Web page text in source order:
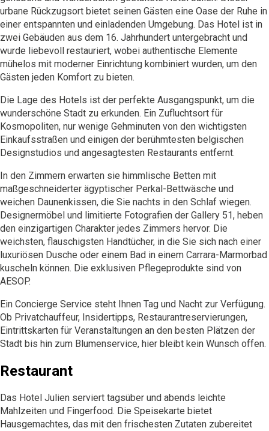
urbane Rückzugsort bietet seinen Gästen eine Oase der Ruhe in
einer entspannten und einladenden Umgebung. Das Hotel ist in
zwei Gebäuden aus dem 16. Jahrhundert untergebracht und
wurde liebevoll restauriert, wobei authentische Elemente
mühelos mit moderner Einrichtung kombiniert wurden, um den
Gästen jeden Komfort zu bieten.
Die Lage des Hotels ist der perfekte Ausgangspunkt, um die
wunderschöne Stadt zu erkunden. Ein Zufluchtsort für
Kosmopoliten, nur wenige Gehminuten von den wichtigsten
Einkaufsstraßen und einigen der berühmtesten belgischen
Designstudios und angesagtesten Restaurants entfernt.
In den Zimmern erwarten sie himmlische Betten mit
maßgeschneiderter ägyptischer Perkal-Bettwäsche und
weichen Daunenkissen, die Sie nachts in den Schlaf wiegen.
Designermöbel und limitierte Fotografien der Gallery 51, heben
den einzigartigen Charakter jedes Zimmers hervor. Die
weichsten, flauschigsten Handtücher, in die Sie sich nach einer
luxuriösen Dusche oder einem Bad in einem Carrara-Marmorbad
kuscheln können. Die exklusiven Pflegeprodukte sind von
AESOP.
Ein Concierge Service steht Ihnen Tag und Nacht zur Verfügung.
Ob Privatchauffeur, Insidertipps, Restaurantreservierungen,
Eintrittskarten für Veranstaltungen an den besten Plätzen der
Stadt bis hin zum Blumenservice, hier bleibt kein Wunsch offen.
Restaurant
Das Hotel Julien serviert tagsüber und abends leichte
Mahlzeiten und Fingerfood. Die Speisekarte bietet
Hausgemachtes, das mit den frischesten Zutaten zubereitet